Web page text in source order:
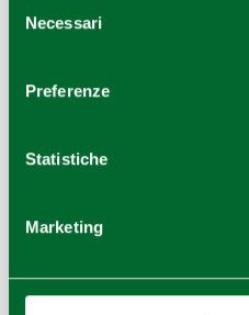
delNecessari
Preferenze
Statistiche
Marketing